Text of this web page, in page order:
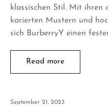
klassischen Stil. Mit ihren
karierten Mustern und
sich BurberryY einen
Read more
September 21, 2023